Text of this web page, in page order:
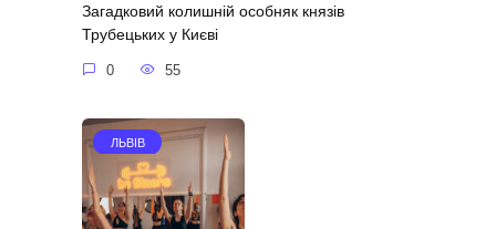
Загадковий колишній особняк князів
Трубецьких у Києві
0 55
ЛЬВІВ